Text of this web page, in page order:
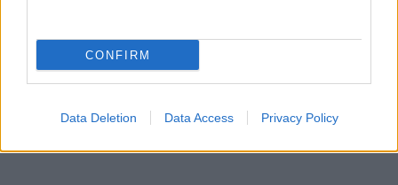
CONFIRM
Data Deletion Data Access Privacy Policy